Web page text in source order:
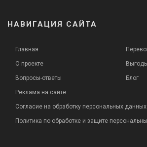
НАВИГАЦИЯ САЙТА
Главная
О проекте
Вопросы-ответы
Реклама на сайте
Блог
Согласие на обработку персональных данных
Политика по обработке и защите